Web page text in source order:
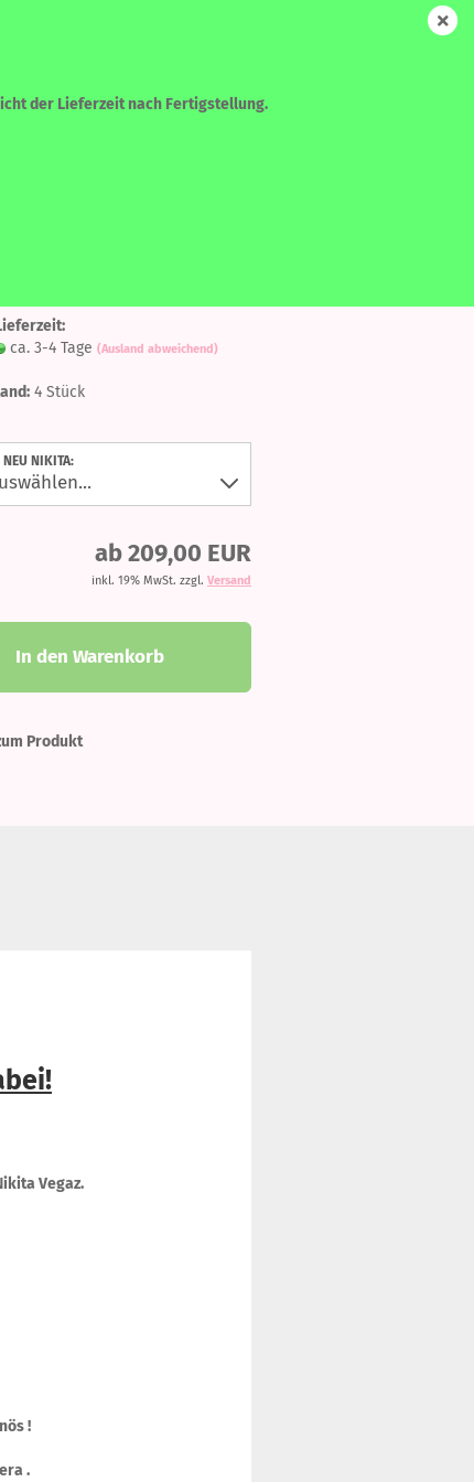
0,00 EUR
der Lieferzeit nach Fertigstellung.
den
ca. 3-4 Tage (Ausland abweichend)
4 Stück
NEU NIKITA:
ab 209,00 EUR
inkl. 19% MwSt. zzgl. Versand
In den Warenkorb
Produkt
Vegaz.
!
.